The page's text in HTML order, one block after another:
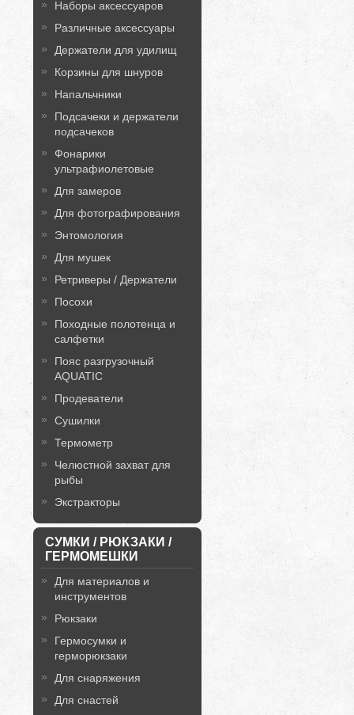
Наборы аксессуаров
Различные аксессуары
Держатели для удилищ
Корзины для шнуров
Напальчники
Подсачеки и держатели
подсачеков
Фонарики
ультрафиолетовые
Для замеров
Для фотографирования
Энтомология
Для мушек
Ретриверы / Держатели
Посохи
Походные полотенца и
салфетки
Пояс разгрузочный
AQUATIC
Продеватели
Сушилки
Термометр
Челюстной захват для
рыбы
Экстракторы
СУМКИ / РЮКЗАКИ /
ГЕРМОМЕШКИ
Для материалов и
инструментов
Рюкзаки
Гермосумки и
герморюкзаки
Для снаряжения
Для снастей